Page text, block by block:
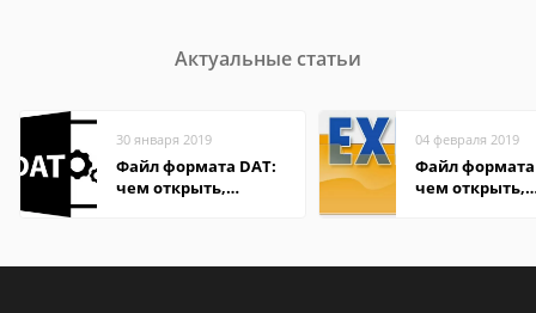
Актуальные статьи
30 января 2019
Файл формата DAT:
чем открыть,
04 февраля 2019
Файл
чем открыть,